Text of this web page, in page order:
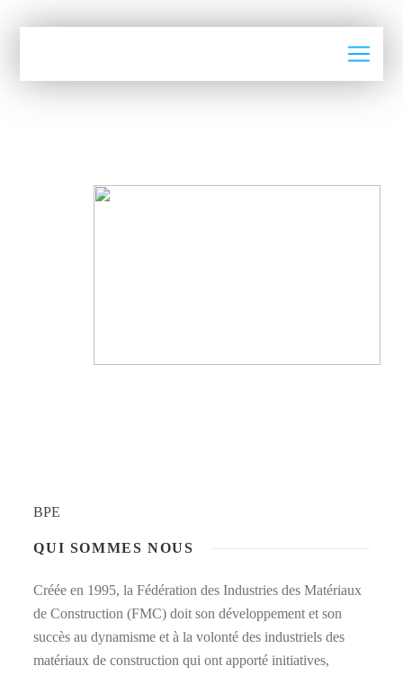
BPE
QUI SOMMES NOUS
Créée en 1995, la Fédération des Industries des Matériaux
de Construction (FMC) doit son développement et son
succès au dynamisme et à la volonté des industriels des
matériaux de construction qui ont apporté initiatives,